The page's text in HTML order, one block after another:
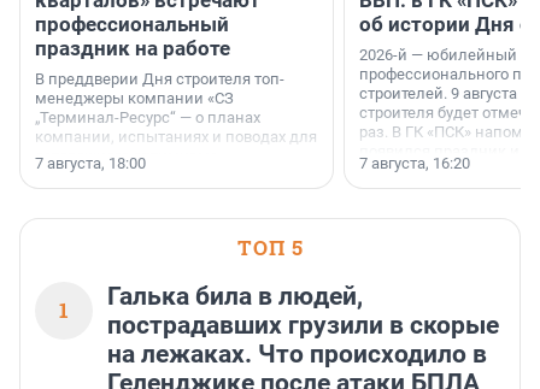
профессиональный
праздник на работе
В преддверии Дня строителя топ-
менеджеры компании «СЗ
„Терминал-Ресурс“ — о планах
компании, испытаниях и поводах для
осторожного оптимизма.
7 августа, 18:00
об истории Дня
2026-й — юбилейный
профессионального
строителей. 9 августа
строителя будет
раз. В ГК «ПСК»
поменялась роль
7 августа, 16:20
ТОП 5
1
Галька била в людей,
пострадавших грузили в скорые
на лежаках. Что происходило в
Геленджике после атаки БПЛА